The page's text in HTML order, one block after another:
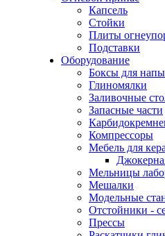
Капсель
Стойки
Плиты
Подставки
Оборудование
Боксы для
Глиномялки
Заливочные
Запасные части
Компрессоры
Мебель для
Мельницы
Мешалки
Модельные
Отстойники -
Прессы